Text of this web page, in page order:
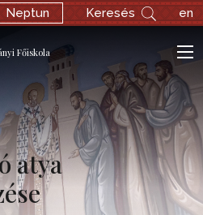
Neptun Keresés en
Főiskola
atya